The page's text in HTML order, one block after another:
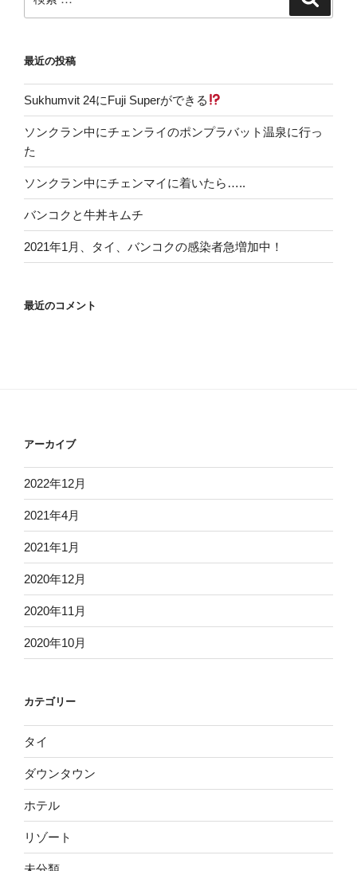
索:
最近の投稿
Sukhumvit 24にFuji Superができる
ソンクラン中にチェンライのポンプラバット温泉に行っ
た
ソンクラン中にチェンマイに着いたら…..
バンコクと牛丼キムチ
2021年1月、タイ、バンコクの感染者急増加中！
最近のコメント
アーカイブ
2022年12月
2021年4月
2021年1月
2020年12月
2020年11月
2020年10月
カテゴリー
タイ
ダウンタウン
ホテル
リゾート